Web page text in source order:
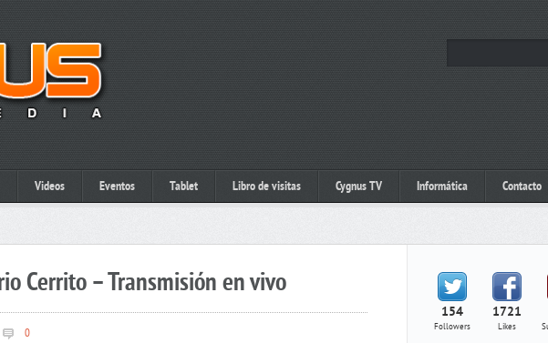
Videos Eventos Tablet Libro de visitas Cygnus TV Informática Contacto
Cerrito – Transmisión en vivo
0
154
Followers
1721
Likes